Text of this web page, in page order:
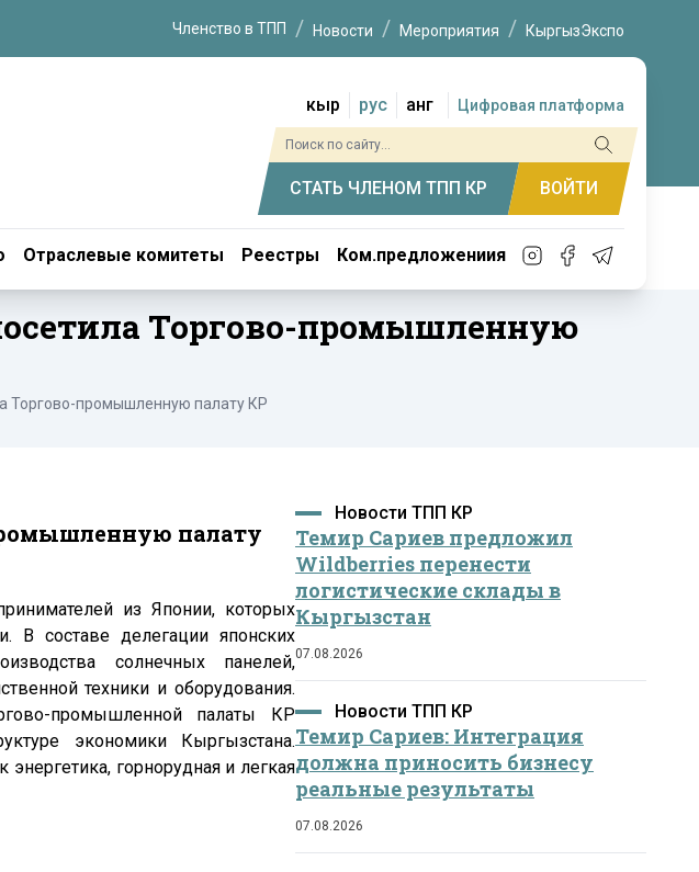
Членство в ТПП Новости Мероприятия КыргызЭкспо
кыр рус анг Цифровая платформа
СТАТЬ ЧЛЕНОМ ТПП КР ВОЙТИ
Отраслевые комитеты Реестры Ком.предложениия
Торгово-промышленную
Торгово-промышленную палату КР
палату
из Японии, которых
В составе делегации японских
солнечных панелей,
техники и оборудования.
промышленной палаты КР
экономики Кыргызстана.
горнорудная и легкая
Новости ТПП КР
Темир Сариев предложил
Wildberries перенести
логистические склады в
Кыргызстан
07.08.2026
Новости ТПП КР
Темир Сариев: Интеграция
должна приносить бизнесу
реальные результаты
07.08.2026